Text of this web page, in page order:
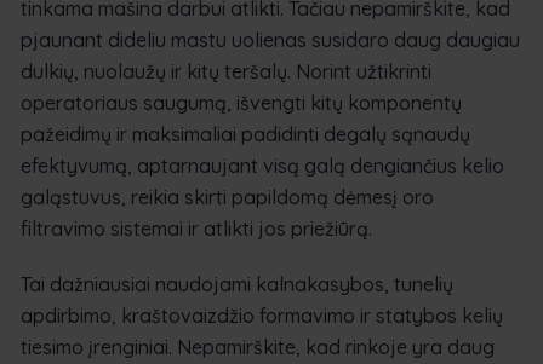
tinkama mašina darbui atlikti. Tačiau nepamirškite, kad
pjaunant dideliu mastu uolienas susidaro daug daugiau
dulkių, nuolaužų ir kitų teršalų. Norint užtikrinti
operatoriaus saugumą, išvengti kitų komponentų
pažeidimų ir maksimaliai padidinti degalų sąnaudų
efektyvumą, aptarnaujant visą galą dengiančius kelio
galąstuvus, reikia skirti papildomą dėmesį oro
filtravimo sistemai ir atlikti jos priežiūrą.
Tai dažniausiai naudojami kalnakasybos, tunelių
apdirbimo, kraštovaizdžio formavimo ir statybos kelių
tiesimo įrenginiai. Nepamirškite, kad rinkoje yra daug